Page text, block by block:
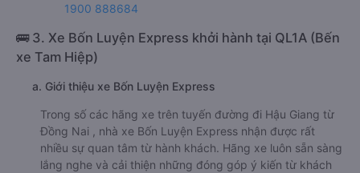
1900 888684
🚌 3. Xe Bốn Luyện Express khởi hành tại QL1A (Bến
xe Tam Hiệp)
a. Giới thiệu xe Bốn Luyện Express
Trong số các hãng xe trên tuyến đường đi Hậu Giang từ
Đồng Nai , nhà xe Bốn Luyện Express nhận được rất
nhiều sự quan tâm từ hành khách. Hãng xe luôn sẵn sàng
lắng nghe và cải thiện những đóng góp ý kiến từ khách